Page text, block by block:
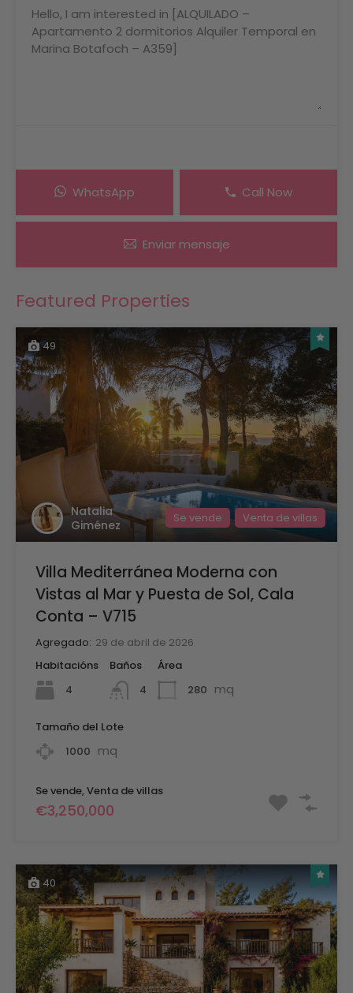
WhatsApp Call Now
Enviar mensaje
Featured Properties
49
Natalia
Giménez
Se vende Venta de villas
Villa Mediterránea Moderna con
Vistas al Mar y Puesta de Sol, Cala
Conta – V715
Agregado: 29 de abril de 2026
Habitacións
4
Baños
4
Área
280 mq
Tamaño del Lote
1000 mq
Se vende, Venta de villas
€3,250,000
40